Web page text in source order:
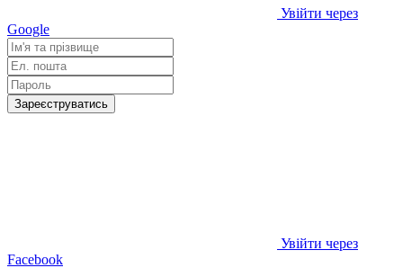
Увійти через
Google
Зареєструватись
Увійти через
Facebook